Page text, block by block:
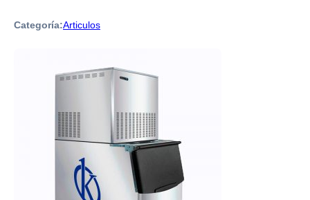
Categoría:Articulos